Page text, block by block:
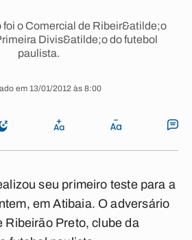
o Comercial de Ribeir&atilde;o
Divis&atilde;o do futebol
paulista.
em 13/01/2012 às 8:00
seu primeiro teste para a
em Atibaia. O adversário
Ribeirão Preto, clube da